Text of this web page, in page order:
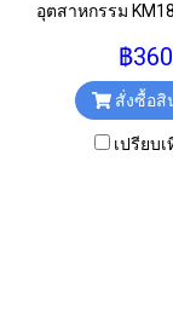
อุตสาหกรรม
฿360
สั่งซื้อสิ
เปรียบ